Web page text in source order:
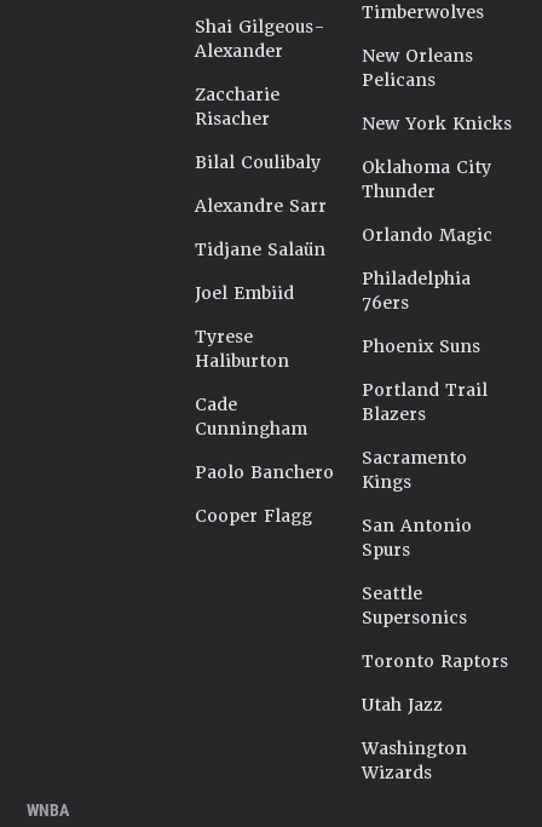
Shai Gilgeous-
Alexander
Zaccharie
Risacher
Bilal Coulibaly
Alexandre Sarr
Tidjane Salaün
Joel Embiid
Tyrese
Haliburton
Cade
Cunningham
Paolo Banchero
Cooper Flagg
Timberwolves
New Orleans
Pelicans
New York Knicks
Oklahoma City
Thunder
Orlando Magic
Philadelphia
76ers
Phoenix Suns
Portland Trail
Blazers
Sacramento
Kings
San Antonio
Spurs
Seattle
Supersonics
Toronto Raptors
Utah Jazz
Washington
Wizards
WNBA